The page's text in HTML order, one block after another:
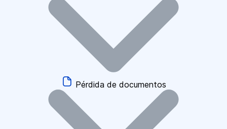
Pérdida de documentos